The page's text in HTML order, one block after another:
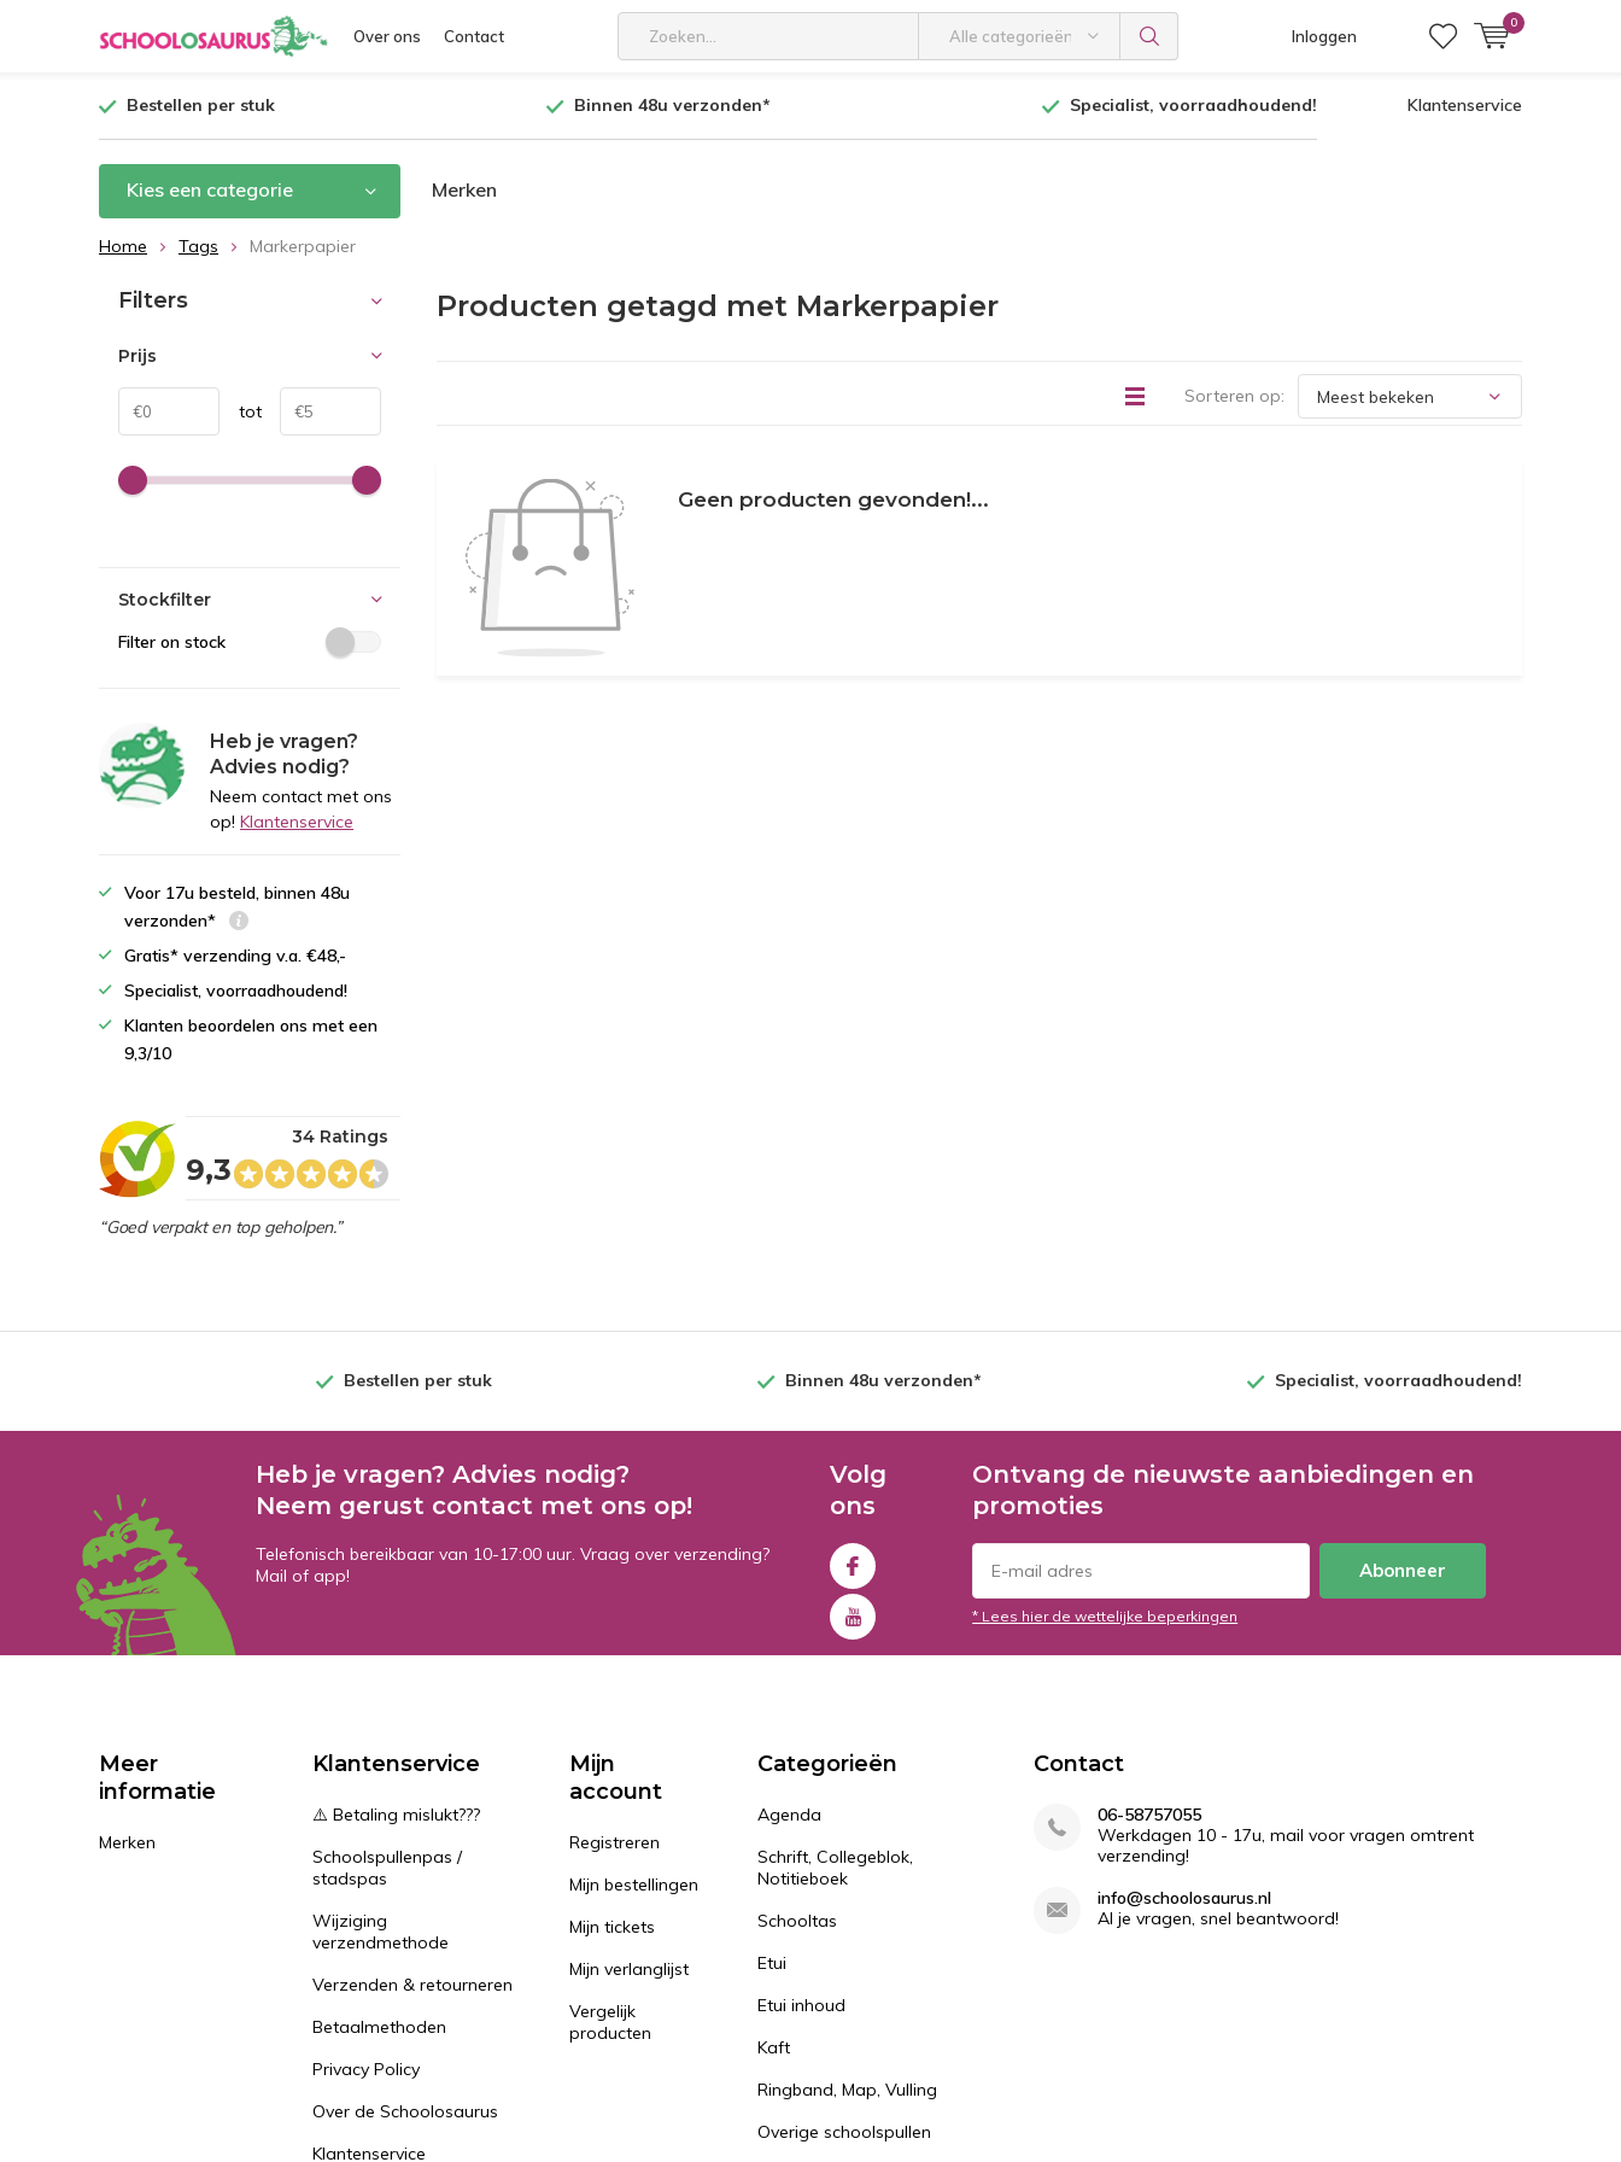
Over ons Contact Alle categorieën Inloggen
0
Bestellen per stuk Binnen 48u verzonden* Specialist, voorraadhoudend! Klantenservice
Kies een categorie Merken
Home Tags Markerpapier
Producten getagd met Markerpapier
Sorteren op:
Geen producten gevonden!...
Filters
Prijs
tot
Stockfilter
Filter on stock
Heb je vragen?
Advies nodig?
Neem contact met ons
op! Klantenservice
Voor 17u besteld, binnen 48u
verzonden*
Gratis* verzending v.a. €48,-
Specialist, voorraadhoudend!
Klanten beoordelen ons met een
9,3/10
9,3
34 Ratings
“Goed verpakt en top geholpen.”
Bestellen per stuk Binnen 48u verzonden* Specialist, voorraadhoudend!
Heb je vragen? Advies nodig?
Neem gerust contact met ons op!
Telefonisch bereikbaar van 10-17:00 uur. Vraag over verzending?
Mail of app!
Volg
ons
Ontvang de nieuwste aanbiedingen en
promoties
Abonneer
* Lees hier de wettelijke beperkingen
Meer
informatie
Merken
Klantenservice
⚠️ Betaling mislukt???
Schoolspullenpas /
stadspas
Wijziging
verzendmethode
Verzenden & retourneren
Betaalmethoden
Privacy Policy
Over de Schoolosaurus
Klantenservice
Mijn
account
Registreren
Mijn bestellingen
Mijn tickets
Mijn verlanglijst
Vergelijk
producten
Categorieën
Agenda
Schrift, Collegeblok,
Notitieboek
Schooltas
Etui
Etui inhoud
Kaft
Ringband, Map, Vulling
Overige schoolspullen
Contact
06-58757055
Werkdagen 10 - 17u, mail voor vragen omtrent
verzending!
info@schoolosaurus.nl
Al je vragen, snel beantwoord!